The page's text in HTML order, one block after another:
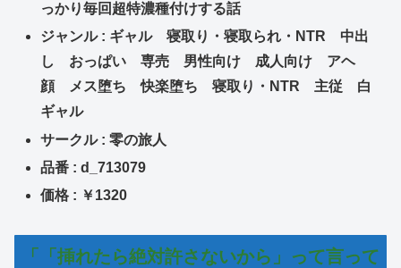
っかり毎回超特濃種付けする話
ジャンル : ギャル 寝取り・寝取られ・NTR 中出
し おっぱい 専売 男性向け 成人向け アヘ
顔 メス堕ち 快楽堕ち 寝取り・NTR 主従 白
ギャル
サークル : 零の旅人
品番 : d_713079
価格 : ￥1320
「「挿れたら絶対許さないから」って言って